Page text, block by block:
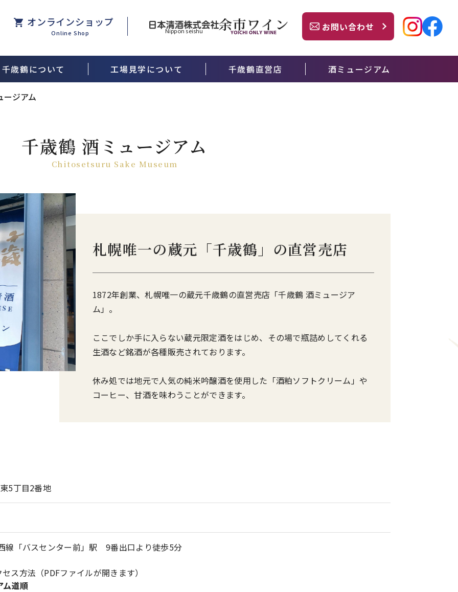
オンラインショップ
Online Shop Nippon seishu
千歳鶴について
米ができるまで
工場見学について 千歳鶴直営店 酒ミュージアム
お問い合わせ
ージアム
千歳鶴 酒ミュージアム
Chitosetsuru Sake Museum
札幌唯一の蔵元「千歳鶴」の直営売店
1872年創業、札幌唯一の蔵元千歳鶴の直営売店「千歳鶴 酒ミュージア
ム」。
ここでしか手に入らない蔵元限定酒をはじめ、その場で瓶詰めしてくれる
生酒など銘酒が各種販売されております。
休み処では地元で人気の純米吟醸酒を使用した「酒粕ソフトクリーム」や
コーヒー、甘酒を味わうことができます。
5丁目2番地
線「バスセンター前」駅 9番出口より徒歩5分
ス方法（PDFファイルが開きます）
ム道順